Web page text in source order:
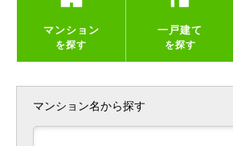
マンション
を探す
一戸建て
を探す
マンション名から探す